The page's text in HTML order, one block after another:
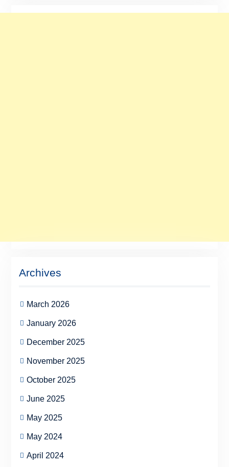
Archives
March 2026
January 2026
December 2025
November 2025
October 2025
June 2025
May 2025
May 2024
April 2024